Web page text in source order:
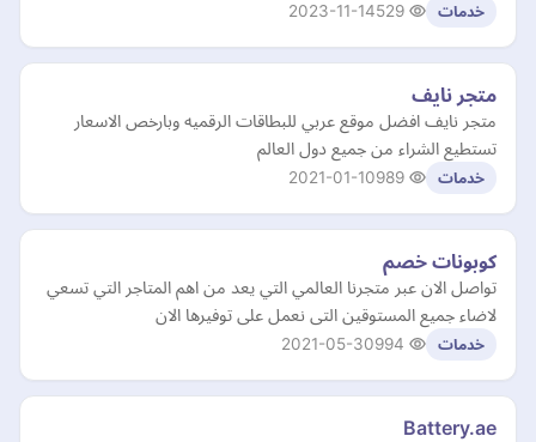
خدمات 2023-11-14
متجر نايف
متجر نايف افضل موقع عربي للبطاقات الرقميه وبارخص الاسعار
تستطيع الشراء من جميع دول العالم
خدمات 2021-01-10
كوبونات خصم
تواصل الان عبر متجرنا العالمي التي يعد من اهم المتاجر التي تسعي
لاضاء جميع المستوقين التى نعمل على توفيرها الان
خدمات 2021-05-30
Battery.ae